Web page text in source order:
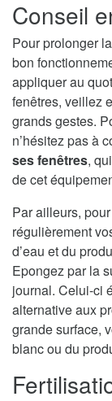
Conseil
Pour prolonger
bon
appliquer au
fenêtres, veillez
grands gestes.
n’hésitez pas à
ses fenêtres,
de cet
Par ailleurs,
régulièrement
d’eau et du
Epongez par la
journal. Celui-ci
alternative aux
grande surface,
blanc ou du